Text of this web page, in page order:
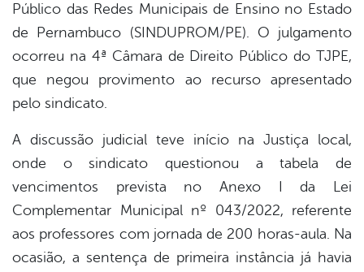
Público das Redes Municipais de Ensino no Estado
de Pernambuco (SINDUPROM/PE). O julgamento
ocorreu na 4ª Câmara de Direito Público do TJPE,
que negou provimento ao recurso apresentado
pelo sindicato.
A discussão judicial teve início na Justiça local,
onde o sindicato questionou a tabela de
vencimentos prevista no Anexo I da Lei
Complementar Municipal nº 043/2022, referente
aos professores com jornada de 200 horas-aula. Na
ocasião, a sentença de primeira instância já havia